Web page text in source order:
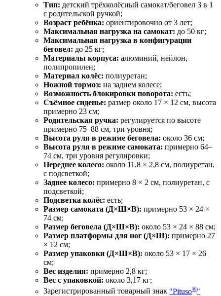
Тип: детский трёхколёсный самокат/беговел 3 в 1
с родительской ручкой;
Возраст ребёнка: ориентировочно от 3 лет;
Максимальная нагрузка на самокат: до 50 кг;
Максимальная нагрузка в конфигурации
беговел: до 25 кг;
Материалы корпуса: алюминий, нейлон,
полипропилен;
Материал колёс: полиуретан;
Ножной тормоз: на заднем колесе;
Возможность блокировки поворота: есть;
Съёмное сиденье: размер около 17 × 12 см, высота
примерно 23 см;
Родительская ручка: регулируется по высоте
примерно 75–88 см, три уровня;
Высота руля в режиме беговела: около 36 см;
Высота руля в режиме самоката: примерно 64–
74 см, три уровня регулировки;
Переднее колесо: около 11,8 × 2,8 см, полиуретан,
с подсветкой;
Заднее колесо: примерно 8 × 2 см, полиуретан, с
подсветкой;
Подсветка колёс: есть;
Размер самоката (Д×Ш×В): примерно 53 × 24 ×
74 см;
Размер беговела (Д×Ш×В): около 53 × 24 × 88 см;
Размер платформы для ног (Д×Ш): примерно 27
× 12 см;
Размер упаковки (Д×Ш×В): около 53 × 17 × 26
см;
Вес изделия: примерно 2,8 кг;
Вес с упаковкой: около 3,17 кг;
Зарегистрированный товарный знак "Pituso®"